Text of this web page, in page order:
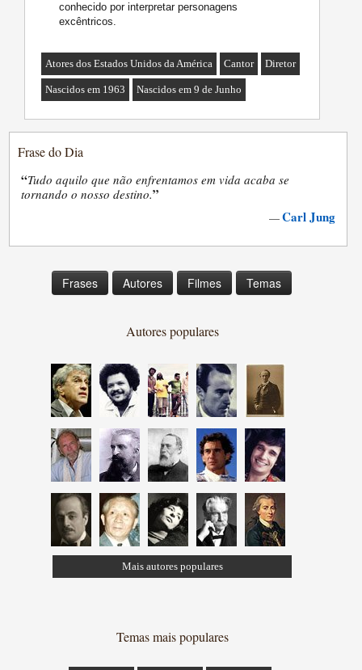
conhecido por interpretar personagens
excêntricos.
Atores dos Estados Unidos da América Cantor Diretor
Nascidos em 1963 Nascidos em 9 de Junho
Frase do Dia
“Tudo aquilo que não enfrentamos em vida acaba se
tornando o nosso destino.”
—Carl Jung
Frases Autores Filmes Temas
Autores populares
Mais autores populares
Temas mais populares